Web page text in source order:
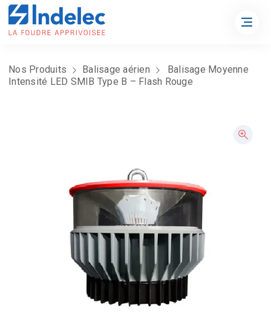
Nos Produits Balisage aérien
Balisage Moyenne
Intensité LED SMIB Type B – Flash Rouge